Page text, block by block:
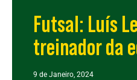
Futsal: Luís
treinador da
9 de Janeiro, 2024